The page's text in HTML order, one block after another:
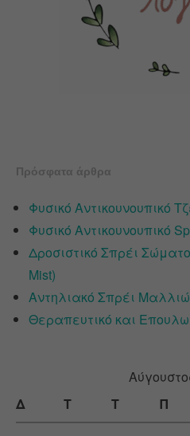
Πρόσφατα άρθρα
Φυσικό Αντικουνουπικό
Φυσικό Αντικουνουπικό
Δροσιστικό Σπρέι
Mist)
Αντηλιακό Σπρέι
Θεραπευτικό και
Δ
Τ Τ Π